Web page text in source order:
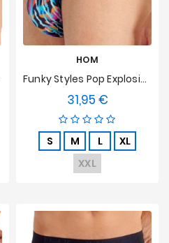
HOM
Funky Styles Pop Explosion HOM Limited Edition Tanga
31,95 €Preis
S M L
XL
XXL